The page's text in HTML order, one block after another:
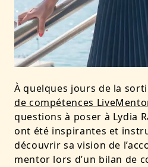
À quelques jours de la
de compétences
questions à poser à Lydia
ont été inspirantes et
découvrir sa vision de
mentor lors d’un bilan de